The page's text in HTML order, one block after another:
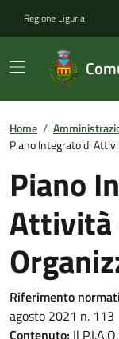
Regione Liguria
Home /
Piano Integrato di
Piano
Attività
Riferimento
agosto 2021 n. 113
Contenuto: Il